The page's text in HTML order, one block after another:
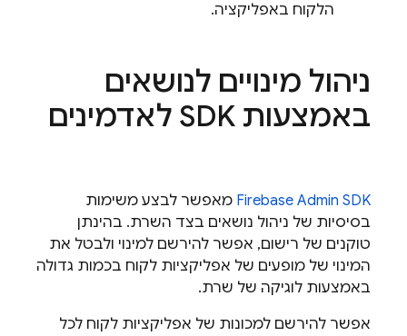
הלקוח באפליקציה.
ניהול מינויים לנושאים
באמצעות SDK לאדמינים
Firebase Admin SDK
מאפשר לבצע משימות
בסיסיות של ניהול נושאים בצד השרת. בהינתן
טוקנים של רישום, אפשר להירשם למינוי ולבטל את
המינוי של מופעים של אפליקציות לקוח בכמות גדולה
באמצעות לוגיקה של שרת.
אפשר להירשם למכונות של אפליקציות לקוח לכל